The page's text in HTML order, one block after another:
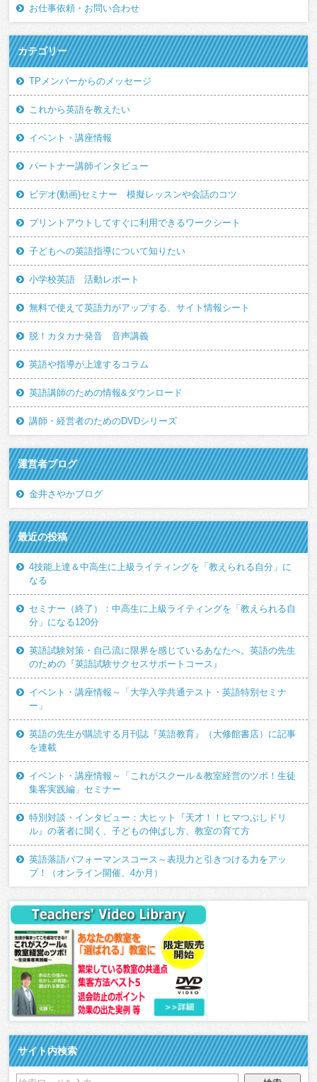
お仕事依頼・お問い合わせ
カテゴリー
TPメンバーからのメッセージ
これから英語を教えたい
イベント・講座情報
パートナー講師インタビュー
ビデオ(動画)セミナー 模擬レッスンや会話のコツ
プリントアウトしてすぐに利用できるワークシート
子どもへの英語指導について知りたい
小学校英語 活動レポート
無料で使えて英語力がアップする、サイト情報シート
脱！カタカナ発音 音声講義
英語や指導が上達するコラム
英語講師のための情報&ダウンロード
講師・経営者のためのDVDシリーズ
運営者ブログ
金井さやかブログ
最近の投稿
4技能上達＆中高生に上級ライティングを「教えられる自分」に
なる
セミナー（終了）：中高生に上級ライティングを「教えられる自
分」になる120分
英語試験対策・自己流に限界を感じているあなたへ。英語の先生
のための『英語試験サクセスサポートコース』
イベント・講座情報～「大学入学共通テスト・英語特別セミナ
ー」
英語の先生が購読する月刊誌『英語教育』（大修館書店）に記事
を連載
イベント・講座情報～「これがスクール＆教室経営のツボ！生徒
集客実践編」セミナー
特別対談・インタビュー：大ヒット『天才！！ヒマつぶしドリ
ル』の著者に聞く、子どもの伸ばし方、教室の育て方
英語落語パフォーマンスコース～表現力と引きつける力をアッ
プ！（オンライン開催、4か月）
サイト内検索